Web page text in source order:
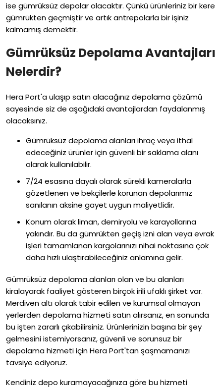
ise gümrüksüz depolar olacaktır. Çünkü ürünleriniz bir kere
gümrükten geçmiştir ve artık antrepolarla bir işiniz
kalmamış demektir.
Gümrüksüz Depolama Avantajları
Nelerdir?
Hera Port'a ulaşıp satın alacağınız depolama çözümü
sayesinde siz de aşağıdaki avantajlardan faydalanmış
olacaksınız.
Gümrüksüz depolama alanları ihraç veya ithal
edeceğiniz ürünler için güvenli bir saklama alanı
olarak kullanılabilir.
7/24 esasına dayalı olarak sürekli kameralarla
gözetlenen ve bekçilerle korunan depolarımız
sanılanın aksine gayet uygun maliyetlidir.
Konum olarak liman, demiryolu ve karayollarına
yakındır. Bu da gümrükten geçiş izni alan veya evrak
işleri tamamlanan kargolarınızı nihai noktasına çok
daha hızlı ulaştırabileceğiniz anlamına gelir.
Gümrüksüz depolama alanları olan ve bu alanları
kiralayarak faaliyet gösteren birçok irili ufaklı şirket var.
Merdiven altı olarak tabir edilen ve kurumsal olmayan
yerlerden depolama hizmeti satın alırsanız, en sonunda
bu işten zararlı çıkabilirsiniz. Ürünlerinizin başına bir şey
gelmesini istemiyorsanız, güvenli ve sorunsuz bir
depolama hizmeti için Hera Port'tan şaşmamanızı
tavsiye ediyoruz.
Kendiniz depo kuramayacağınıza göre bu hizmeti